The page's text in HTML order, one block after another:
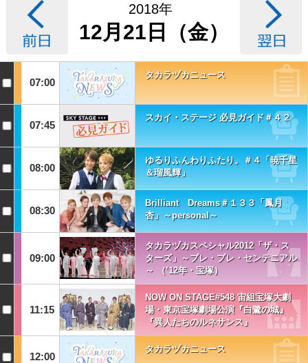
2018年
12月21日（金）
07:00
タカラヅカニュース
07:45
スカイ・ステージ 必見ガイド＃４２
08:00
ゆるりふんわりふたり。＃４「暁千星
＆瑠風輝」
08:30
Brilliant Dreams＃１３３「鳳月
杏」～personal～
09:00
タカラヅカスペシャル2012「ザ・ス
ターズ」～プレ・プレ・センテニアル
～ （’12年・宝塚）
11:15
NOW ON STAGE#548 宙組宝塚大劇
場・東京宝塚劇場公演『白鷺の城』
『異人たちのルネサンス』
12:00
タカラヅカニュース